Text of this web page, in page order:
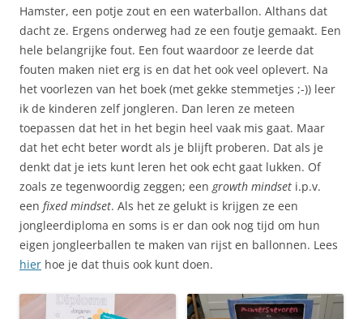
Hamster, een potje zout en een waterballon. Althans dat
dacht ze. Ergens onderweg had ze een foutje gemaakt. Een
hele belangrijke fout. Een fout waardoor ze leerde dat
fouten maken niet erg is en dat het ook veel oplevert. Na
het voorlezen van het boek (met gekke stemmetjes ;-)) leer
ik de kinderen zelf jongleren. Dan leren ze meteen
toepassen dat het in het begin heel vaak mis gaat. Maar
dat het echt beter wordt als je blijft proberen. Dat als je
denkt dat je iets kunt leren het ook echt gaat lukken. Of
zoals ze tegenwoordig zeggen; een growth mindset i.p.v.
een fixed mindset. Als het ze gelukt is krijgen ze een
jongleerdiploma en soms is er dan ook nog tijd om hun
eigen jongleerballen te maken van rijst en ballonnen. Lees
hier hoe je dat thuis ook kunt doen.